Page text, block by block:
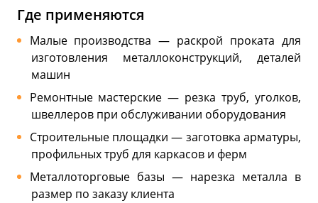
Где применяются
Малые производства — раскрой проката для
изготовления металлоконструкций, деталей
машин
Ремонтные мастерские — резка труб, уголков,
швеллеров при обслуживании оборудования
Строительные площадки — заготовка арматуры,
профильных труб для каркасов и ферм
Металлоторговые базы — нарезка металла в
размер по заказу клиента